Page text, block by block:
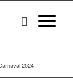
2024